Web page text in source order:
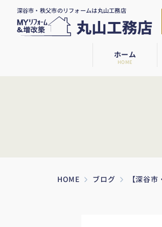
深谷市・秩父市のリフォームは丸山工務店
ホーム
HOME
HOME ブログ 【深谷